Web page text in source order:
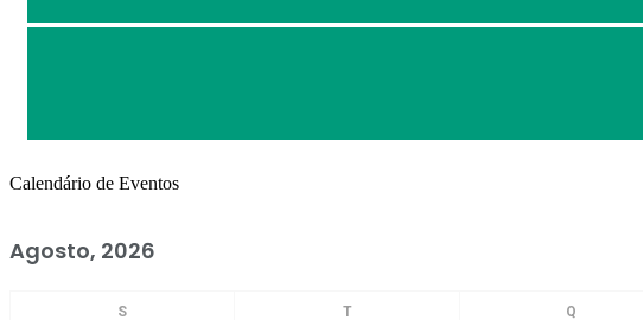
Calendário de Eventos
Agosto, 2026